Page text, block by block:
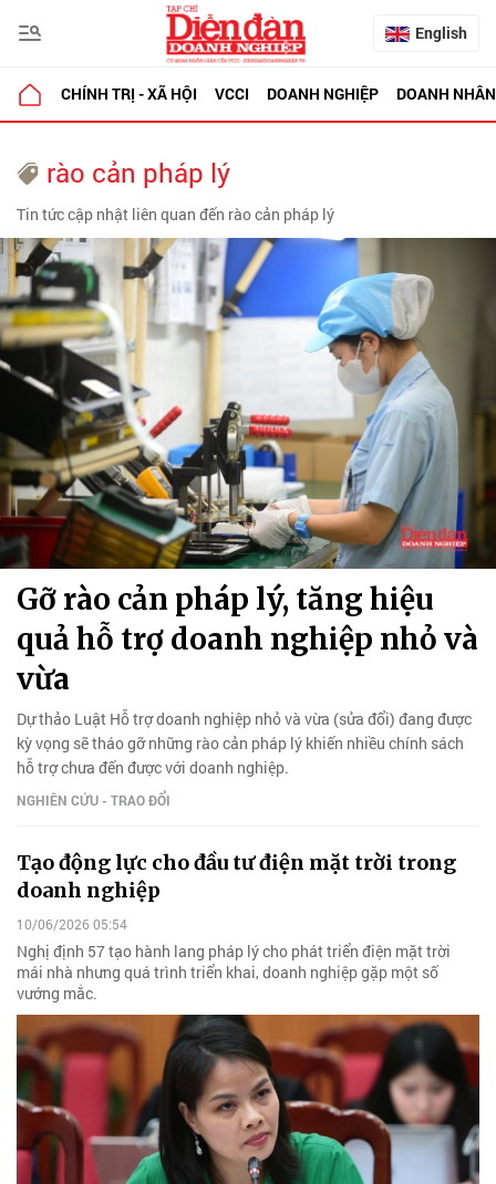
English
CHÍNH TRỊ - XÃ HỘI VCCI DOANH NGHIỆP DOANH NHÂN
rào cản pháp lý
Tin tức cập nhật liên quan đến rào cản pháp lý
Gỡ rào cản pháp lý, tăng hiệu
quả hỗ trợ doanh nghiệp nhỏ và
vừa
Dự thảo Luật Hỗ trợ doanh nghiệp nhỏ và vừa (sửa đổi) đang được
kỳ vọng sẽ tháo gỡ những rào cản pháp lý khiến nhiều chính sách
hỗ trợ chưa đến được với doanh nghiệp.
NGHIÊN CỨU - TRAO ĐỔI
Tạo động lực cho đầu tư điện mặt trời trong
doanh nghiệp
10/06/2026 05:54
Nghị định 57 tạo hành lang pháp lý cho phát triển điện mặt trời
mái nhà nhưng quá trình triển khai, doanh nghiệp gặp một số
vướng mắc.